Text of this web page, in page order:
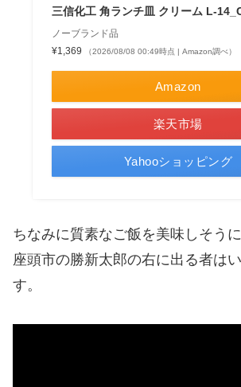
三信化工 角ランチ皿 クリーム L-
ノーブランド品
¥1,369
（2026/08/08 00:49時点 | Amazon調べ）
Amazon
楽天市場
Yahooショッピング
ちなみに質素なご飯を美味しそう
座頭市の勝新太郎の右に出る者は
す。